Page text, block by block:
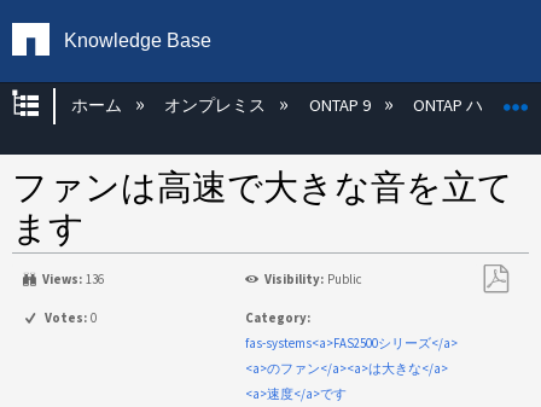
Knowledge Base
グローバル階層を展開/折りたたむ
ホーム オンプレミス ONTAP 9 ONTAP ハード
ファンは高速で大きな音を立て
ます
Views: 136 Visibility: Public
Votes: 0
Category:
fas-systems<a>FAS2500シリーズ</a>
<a>のファン</a><a>は大きな</a>
<a>速度</a>です